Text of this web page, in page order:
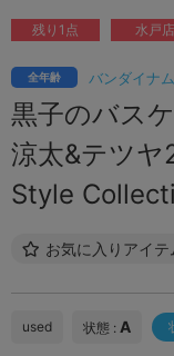
バンダイナ
全年齢
黒子のバス
涼太&テツ
Style
お気に入りアイテ
残り1点 水戸店
used 状態 : A